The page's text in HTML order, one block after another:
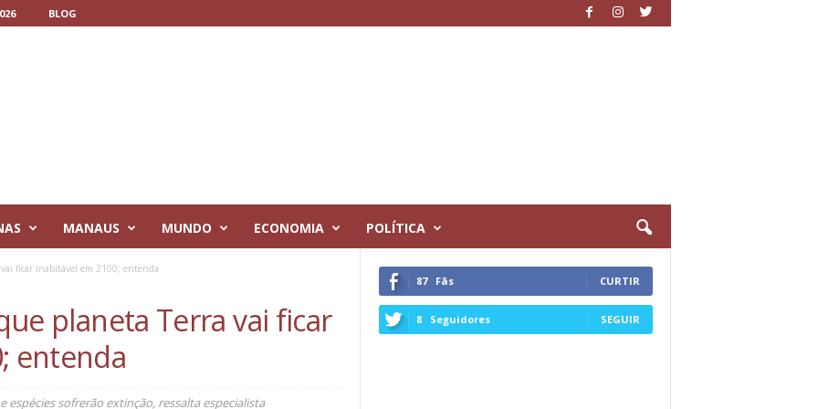
BLOG
MANAUS MUNDO ECONOMIA POLÍTICA
ficar inabitável em 2100; entenda
planeta Terra vai ficar
entenda
sofrerão extinção, ressalta especialista
87 Fãs CURTIR
8 Seguidores SEGUIR